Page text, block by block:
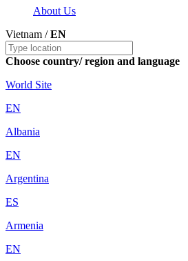
About Us
Vietnam /EN
Choose country/ region and language
World Site
EN
Albania
EN
Argentina
ES
Armenia
EN